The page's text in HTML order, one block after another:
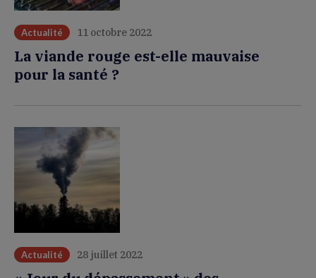
Actualité 11 octobre 2022
La viande rouge est-elle mauvaise
pour la santé ?
Actualité 28 juillet 2022